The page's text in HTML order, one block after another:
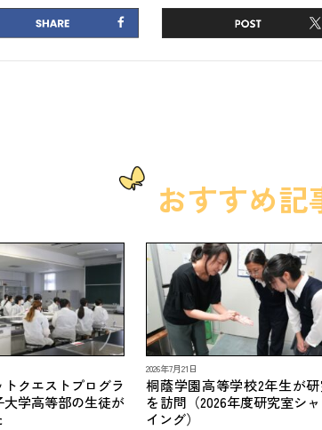
おすすめ記
トクエストプログラ
学高等部の生徒が
2026年7月21日
桐蔭学園高等学校2年生が
を訪問（2026年度研究室シ
イング）